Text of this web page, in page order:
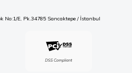
No:1/E, Pk.34785 Sancaktepe / İstanbul